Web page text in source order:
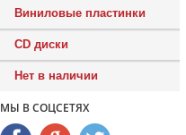
Виниловые пластинки
CD диски
Нет в наличии
МЫ В СОЦСЕТЯХ